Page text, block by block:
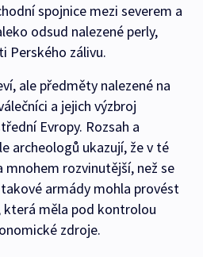
spojnice mezi severem a
odsud nalezené perly,
Perského zálivu.
ale předměty nalezené na
a jejich výzbroj
Evropy. Rozsah a
archeologů ukazují, že v té
mnohem rozvinutější, než se
armády mohla provést
která měla pod kontrolou
zdroje.